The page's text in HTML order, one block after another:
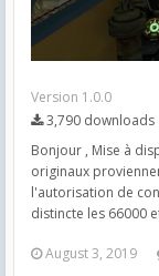
Version 1.0.0
3,790 downloads
Bonjour , Mise à
originaux
l'autorisation de
distincte les 66000
August 3, 2019